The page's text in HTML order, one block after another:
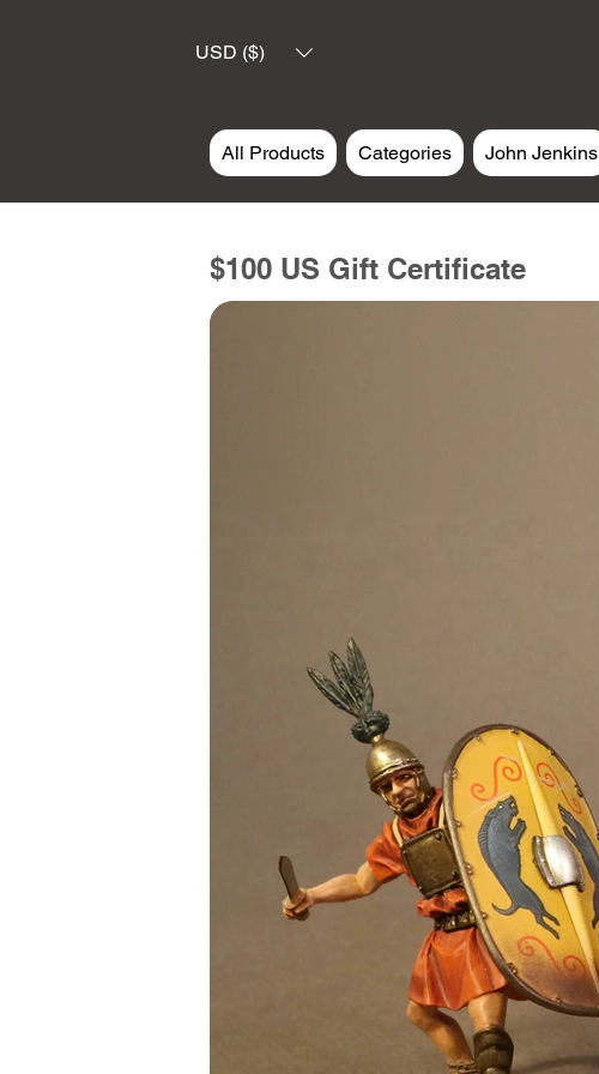
USD ($)
All Products Categories John Jenkins
$100 US Gift Certificate